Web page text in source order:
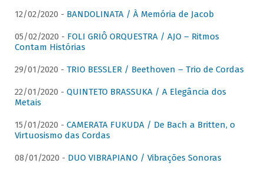
12/02/2020 - BANDOLINATA / À Memória de Jacob
05/02/2020 - FOLI GRIÔ ORQUESTRA / AJO – Ritmos
Contam Histórias
29/01/2020 - TRIO BESSLER / Beethoven – Trio de Cordas
22/01/2020 - QUINTETO BRASSUKA / A Elegância dos
Metais
15/01/2020 - CAMERATA FUKUDA / De Bach a Britten, o
Virtuosismo das Cordas
08/01/2020 - DUO VIBRAPIANO / Vibrações Sonoras